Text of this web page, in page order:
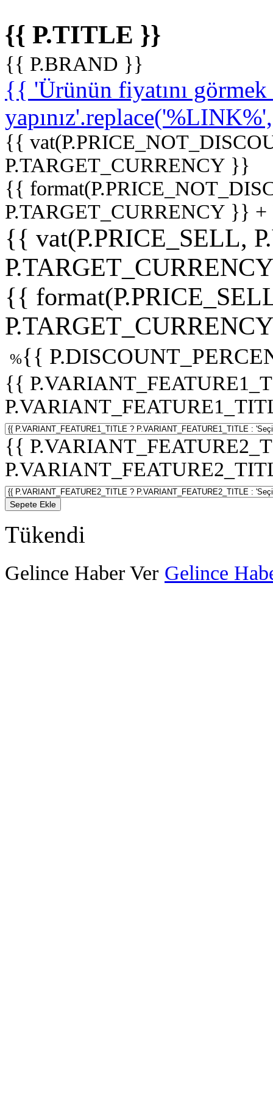
{{ P.TITLE }}
{{ P.BRAND }}
{{ 'Ürünün fiyatını
{{
P.TARGET_CURRENCY }}
{{
P.TARGET_CURRENCY }}
{{ vat(P.PRICE_SELL,
{{
%{{
{{
{{
Sepete Ekle
Tükendi
Gelince Haber Ver Gelince